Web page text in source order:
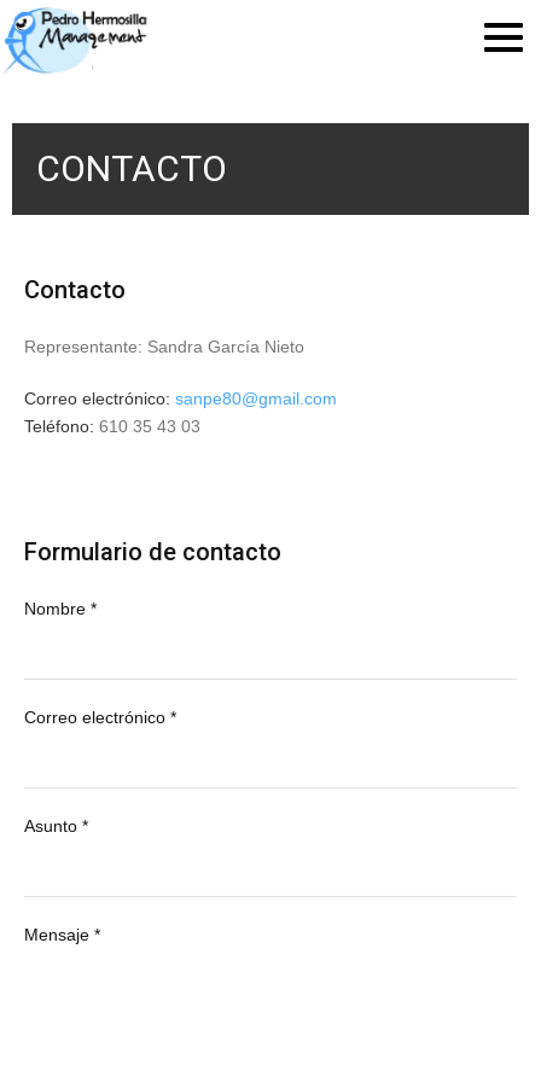
CONTACTO
Contacto
Representante: Sandra García Nieto
Correo electrónico: sanpe80@gmail.com
Teléfono: 610 35 43 03
Formulario de contacto
Nombre *
Correo electrónico *
Asunto *
Mensaje *